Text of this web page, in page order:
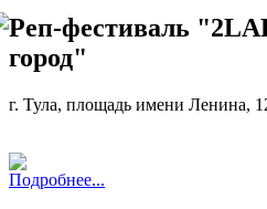
Реп-фестиваль
город"
г. Тула, площадь имени Ленина,
Подробнее...